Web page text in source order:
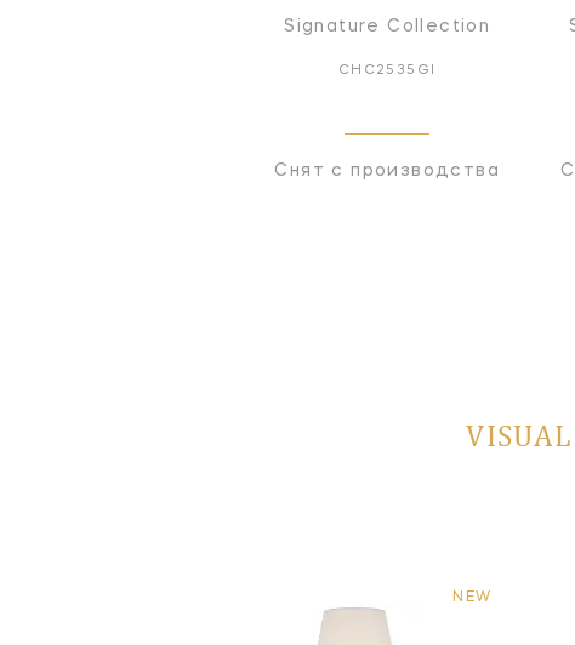
Signature Collection
CHC2535GI
Снят с производства
NEW